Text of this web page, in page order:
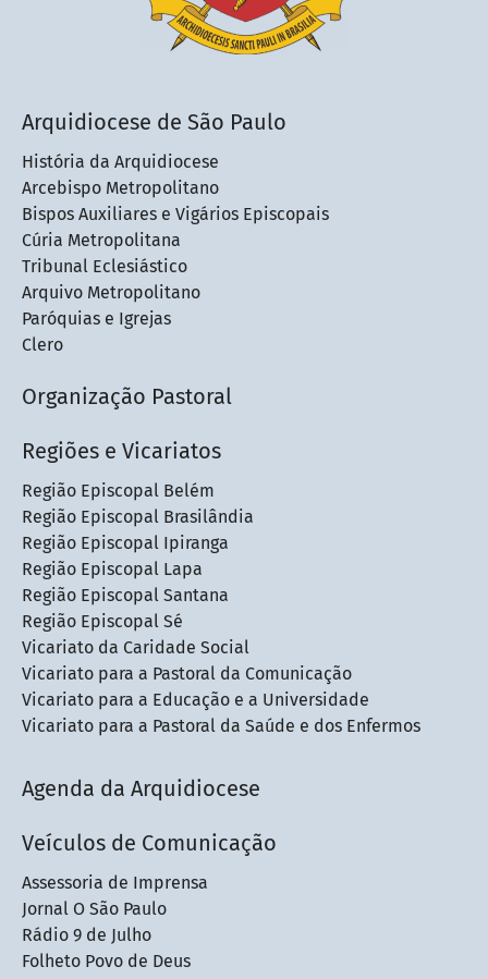
Arquidiocese de São Paulo
História da Arquidiocese
Arcebispo Metropolitano
Bispos Auxiliares e Vigários Episcopais
Cúria Metropolitana
Tribunal Eclesiástico
Arquivo Metropolitano
Paróquias e Igrejas
Clero
Organização Pastoral
Regiões e Vicariatos
Região Episcopal Belém
Região Episcopal Brasilândia
Região Episcopal Ipiranga
Região Episcopal Lapa
Região Episcopal Santana
Região Episcopal Sé
Vicariato da Caridade Social
Vicariato para a Pastoral da Comunicação
Vicariato para a Educação e a Universidade
Vicariato para a Pastoral da Saúde e dos Enfermos
Agenda da Arquidiocese
Veículos de Comunicação
Assessoria de Imprensa
Jornal O São Paulo
Rádio 9 de Julho
Folheto Povo de Deus